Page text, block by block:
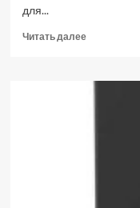
для...
Читать далееПрочитать
Приймання